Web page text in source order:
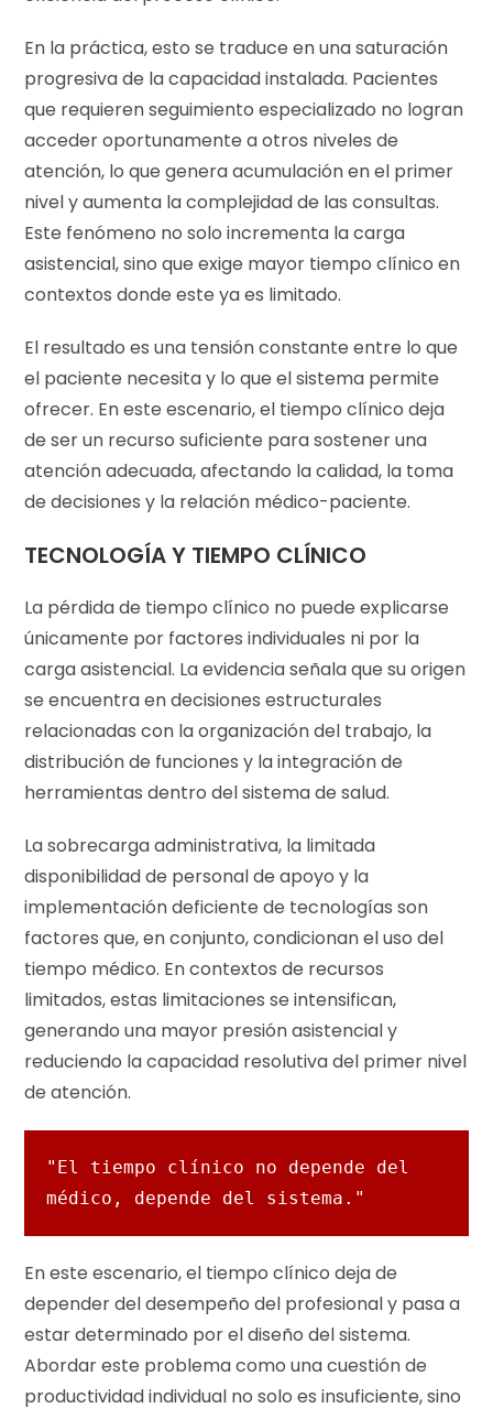
En la práctica, esto se traduce en una saturación
progresiva de la capacidad instalada. Pacientes
que requieren seguimiento especializado no logran
acceder oportunamente a otros niveles de
atención, lo que genera acumulación en el primer
nivel y aumenta la complejidad de las consultas.
Este fenómeno no solo incrementa la carga
asistencial, sino que exige mayor tiempo clínico en
contextos donde este ya es limitado.
El resultado es una tensión constante entre lo que
el paciente necesita y lo que el sistema permite
ofrecer. En este escenario, el tiempo clínico deja
de ser un recurso suficiente para sostener una
atención adecuada, afectando la calidad, la toma
de decisiones y la relación médico-paciente.
TECNOLOGÍA Y TIEMPO CLÍNICO
La pérdida de tiempo clínico no puede explicarse
únicamente por factores individuales ni por la
carga asistencial. La evidencia señala que su origen
se encuentra en decisiones estructurales
relacionadas con la organización del trabajo, la
distribución de funciones y la integración de
herramientas dentro del sistema de salud.
La sobrecarga administrativa, la limitada
disponibilidad de personal de apoyo y la
implementación deficiente de tecnologías son
factores que, en conjunto, condicionan el uso del
tiempo médico. En contextos de recursos
limitados, estas limitaciones se intensifican,
generando una mayor presión asistencial y
reduciendo la capacidad resolutiva del primer nivel
de atención.
"El tiempo clínico no depende del
médico, depende del sistema."
En este escenario, el tiempo clínico deja de
depender del desempeño del profesional y pasa a
estar determinado por el diseño del sistema.
Abordar este problema como una cuestión de
productividad individual no solo es insuficiente, sino